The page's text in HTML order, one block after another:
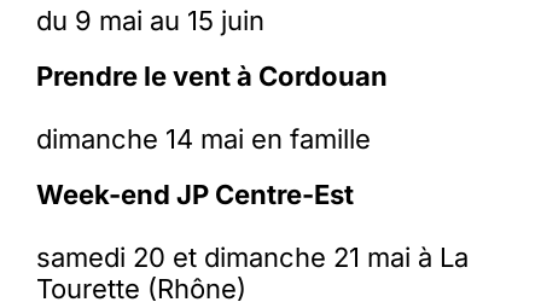
du 9 mai au 15 juin
Prendre le vent à Cordouan
dimanche 14 mai en famille
Week-end JP Centre-Est
samedi 20 et dimanche 21 mai à La
Tourette (Rhône)